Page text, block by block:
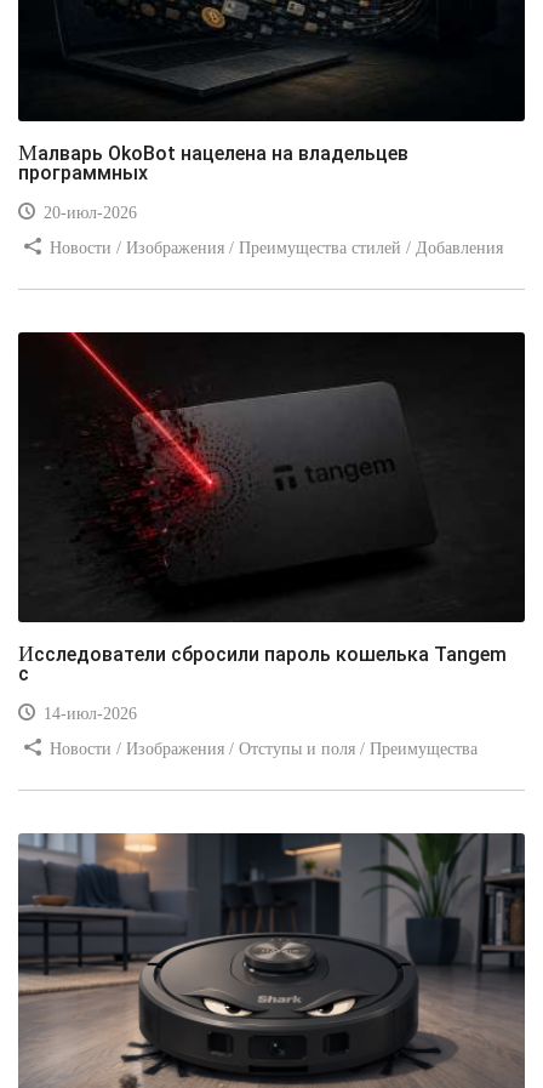
Малварь OkoBot нацелена на владельцев
программных
20-июл-2026
Новости / Изображения / Преимущества стилей / Добавления
Исследователи сбросили пароль кошелька Tangem
с
14-июл-2026
Новости / Изображения / Отступы и поля / Преимущества